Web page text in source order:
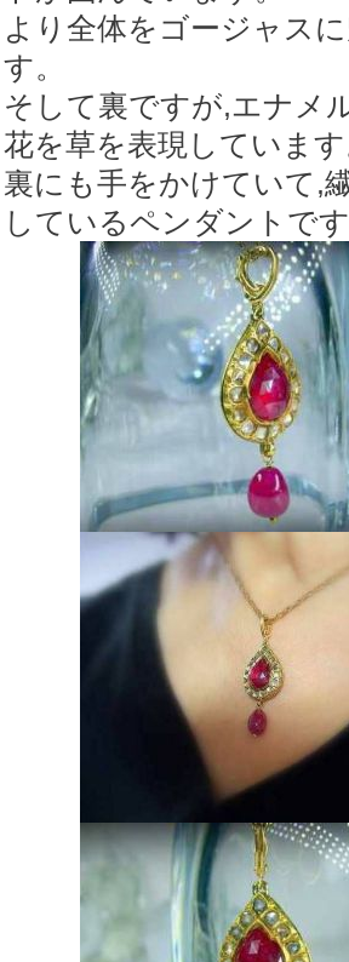
より全体をゴージャス
す。
そして裏ですが,エナメ
花を草を表現しています
裏にも手をかけていて,
しているペンダントです